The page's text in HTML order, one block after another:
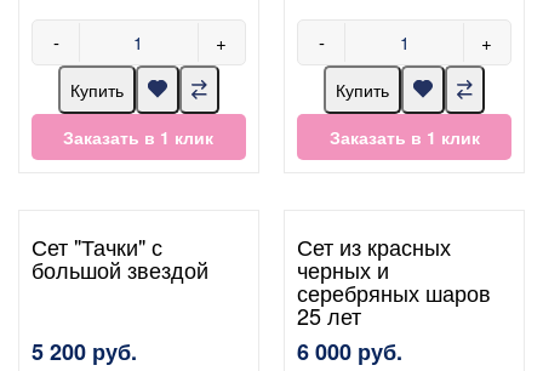
- +
Купить
Заказать в 1 клик
- +
Купить
Заказать в 1 клик
Сет "Тачки" с
большой звездой
5 200 руб.
Сет из красных
черных и
серебряных шаров
25 лет
6 000 руб.